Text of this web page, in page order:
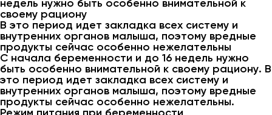
недель нужно быть особенно внимательной к
своему рациону
В это период идет закладка всех систему и
внутренних органов малыша, поэтому вредные
продукты сейчас особенно нежелательны
С начала беременности и до 16 недель нужно
быть особенно внимательной к своему рациону. В
это период идет закладка всех систему и
внутренних органов малыша, поэтому вредные
продукты сейчас особенно нежелательны.